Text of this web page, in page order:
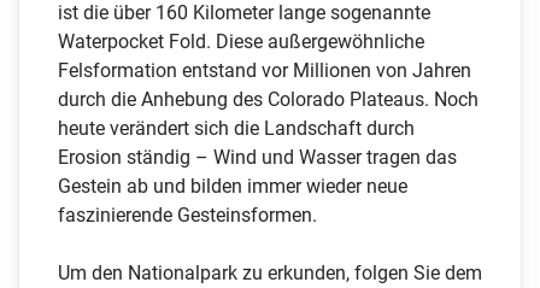
ist die über 160 Kilometer lange sogenannte
Waterpocket Fold. Diese außergewöhnliche
Felsformation entstand vor Millionen von Jahren
durch die Anhebung des Colorado Plateaus. Noch
heute verändert sich die Landschaft durch
Erosion ständig – Wind und Wasser tragen das
Gestein ab und bilden immer wieder neue
faszinierende Gesteinsformen.
Um den Nationalpark zu erkunden, folgen Sie dem